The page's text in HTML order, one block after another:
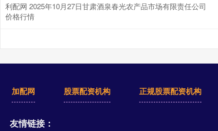
利配网 2025年10月27日甘肃酒泉春光农产品市场有限责任公司
价格行情
加配网 股票配资机构 正规股票配资机构
友情链接：